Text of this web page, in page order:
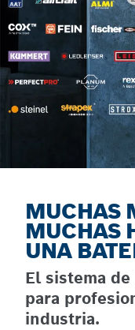
MUCHAS
MUCHAS
UNA
El sistema
para
industria.